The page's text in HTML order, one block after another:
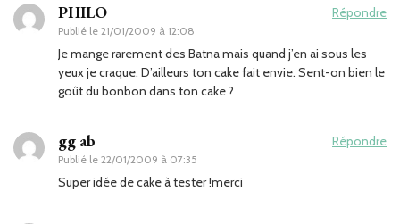
PHILO
Publié le 21/01/2009 à 12:08
Répondre
Je mange rarement des Batna mais quand j’en ai sous les
yeux je craque. D’ailleurs ton cake fait envie. Sent-on bien le
goût du bonbon dans ton cake ?
gg ab
Publié le 22/01/2009 à 07:35
Répondre
Super idée de cake à tester !merci